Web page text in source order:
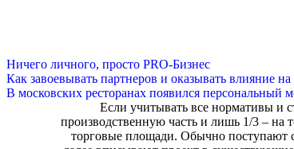
Ничего личного, просто PRO-Бизнес
Как завоевывать партнеров и оказывать влияние
В московских ресторанах появился персональный
Если учитывать все нормативы и
производственную часть и лишь 1/3 – на
торговые площади. Обычно поступают